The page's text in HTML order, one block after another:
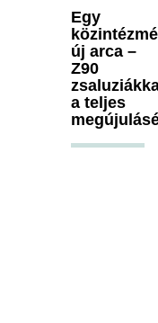
Egy
új arca –
Z90
a teljes